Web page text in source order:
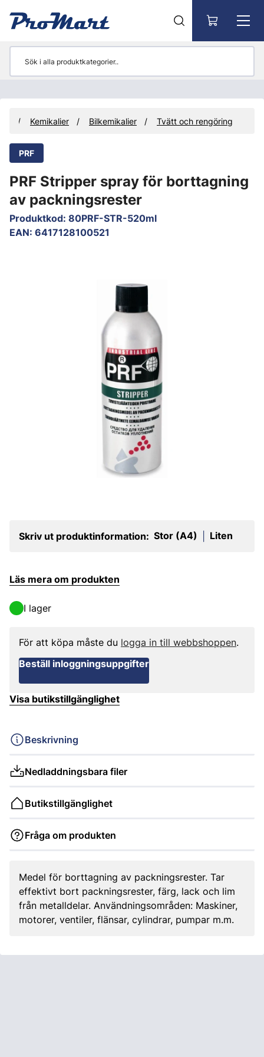
Kemikalier Bilkemikalier Tvätt och rengöring
PRF
PRF Stripper spray för borttagning
av packningsrester
Produktkod: 80PRF-STR-520ml
EAN: 6417128100521
Skriv ut produktinformation: Stor (A4) Liten
Läs mera om produkten
I lager
För att köpa måste du logga in till webbshoppen.
Beställ inloggningsuppgifter
Visa butikstillgänglighet
Beskrivning
Nedladdningsbara filer
Butikstillgänglighet
Fråga om produkten
Medel för borttagning av packningsrester. Tar
effektivt bort packningsrester, färg, lack och lim
från metalldelar. Användningsområden: Maskiner,
motorer, ventiler, flänsar, cylindrar, pumpar m.m.